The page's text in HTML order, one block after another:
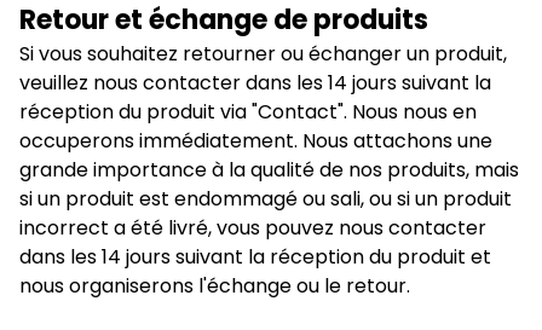
Retour et échange de produits
Si vous souhaitez retourner ou échanger un produit,
veuillez nous contacter dans les 14 jours suivant la
réception du produit via "Contact". Nous nous en
occuperons immédiatement. Nous attachons une
grande importance à la qualité de nos produits, mais
si un produit est endommagé ou sali, ou si un produit
incorrect a été livré, vous pouvez nous contacter
dans les 14 jours suivant la réception du produit et
nous organiserons l'échange ou le retour.